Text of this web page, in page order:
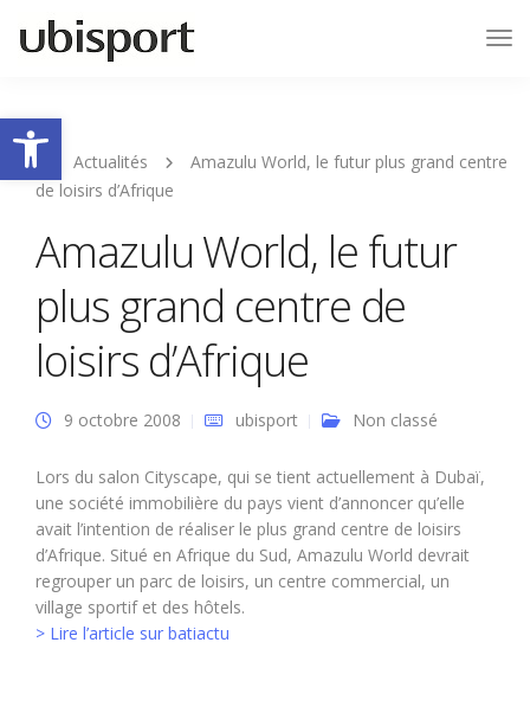
Ouvrir la barre d’outils
Actualités
Amazulu World, le futur plus grand centre
de loisirs d’Afrique
Amazulu World, le futur
plus grand centre de
loisirs d’Afrique
9 octobre 2008 ubisport Non classé
Lors du salon Cityscape, qui se tient actuellement à Dubaï,
une société immobilière du pays vient d’annoncer qu’elle
avait l’intention de réaliser le plus grand centre de loisirs
d’Afrique. Situé en Afrique du Sud, Amazulu World devrait
regrouper un parc de loisirs, un centre commercial, un
village sportif et des hôtels.
> Lire l’article sur batiactu